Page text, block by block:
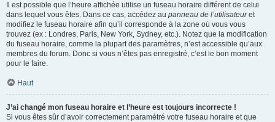
Il est possible que l’heure affichée utilise un fuseau horaire différent de celui
dans lequel vous êtes. Dans ce cas, accédez au panneau de l’utilisateuret
modifiez le fuseau horaire afin qu’il corresponde à la zone où vous vous
trouvez (ex : Londres, Paris, New York, Sydney, etc.). Notez que la modification
du fuseau horaire, comme la plupart des paramètres, n’est accessible qu’aux
membres du forum. Donc si vous n’êtes pas enregistré, c’est le bon moment
pour le faire.
Haut
J’ai changé mon fuseau horaire et l’heure est toujours incorrecte !
Si vous êtes sûr d’avoir correctement paramétré votre fuseau horaire et que